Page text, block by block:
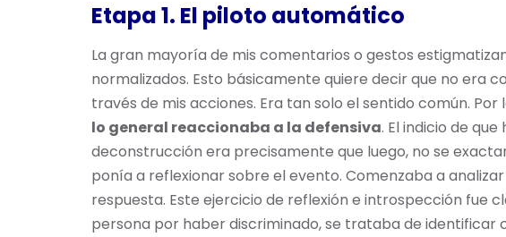
Etapa 1. El piloto automático
La gran mayoría de mis comentarios o gestos
normalizados. Esto básicamente quiere decir que no era
través de mis acciones. Era tan solo el sentido común.
lo general reaccionaba a la defensiva. El indicio de
deconstrucción era precisamente que luego, no se
ponía a reflexionar sobre el evento. Comenzaba a
respuesta. Este ejercicio de reflexión e introspección fue
persona por haber discriminado, se trataba de